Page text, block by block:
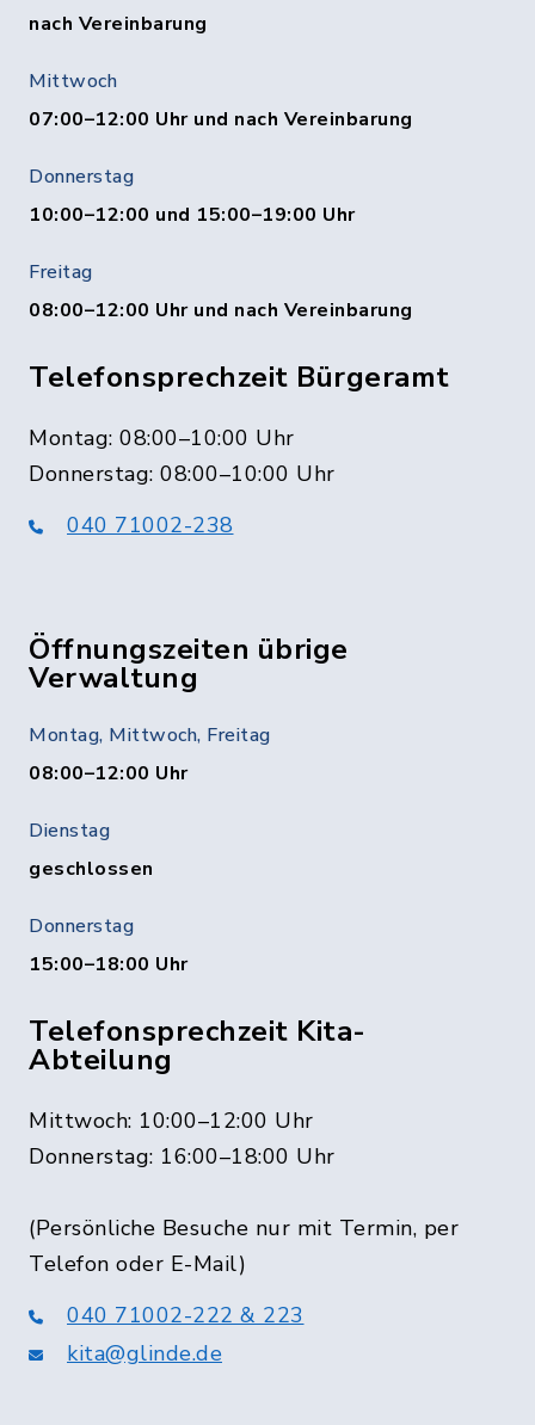
nach Vereinbarung
Mittwoch
07:00–12:00 Uhr und nach Vereinbarung
Donnerstag
10:00–12:00 und 15:00–19:00 Uhr
Freitag
08:00–12:00 Uhr und nach Vereinbarung
Telefonsprechzeit Bürgeramt
Montag: 08:00–10:00 Uhr
Donnerstag: 08:00–10:00 Uhr
040 71002-238
Öffnungszeiten übrige
Verwaltung
Montag, Mittwoch, Freitag
08:00–12:00 Uhr
Dienstag
geschlossen
Donnerstag
15:00–18:00 Uhr
Telefonsprechzeit Kita-
Abteilung
Mittwoch: 10:00–12:00 Uhr
Donnerstag: 16:00–18:00 Uhr
(Persönliche Besuche nur mit Termin, per
Telefon oder E-Mail)
040 71002-222 & 223
kita@glinde.de